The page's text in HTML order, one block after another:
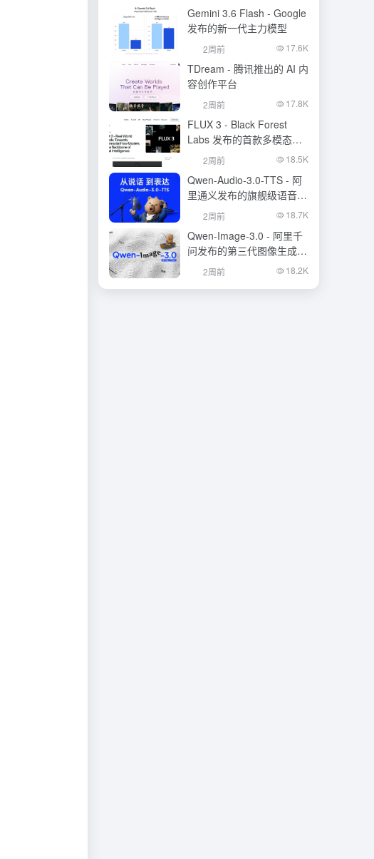
Gemini 3.6 Flash - Google
发布的新一代主力模型
2周前 17.6K
TDream - 腾讯推出的 AI 内
容创作平台
2周前 17.8K
FLUX 3 - Black Forest
Labs 发布的首款多模态基
础模型
2周前 18.5K
Qwen-Audio-3.0-TTS - 阿
里通义发布的旗舰级语音合
成大模型
2周前 18.7K
Qwen-Image-3.0 - 阿里千
问发布的第三代图像生成基
础模型
2周前 18.2K